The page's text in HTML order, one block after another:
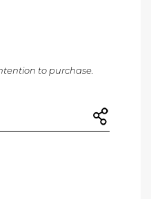
to purchase.